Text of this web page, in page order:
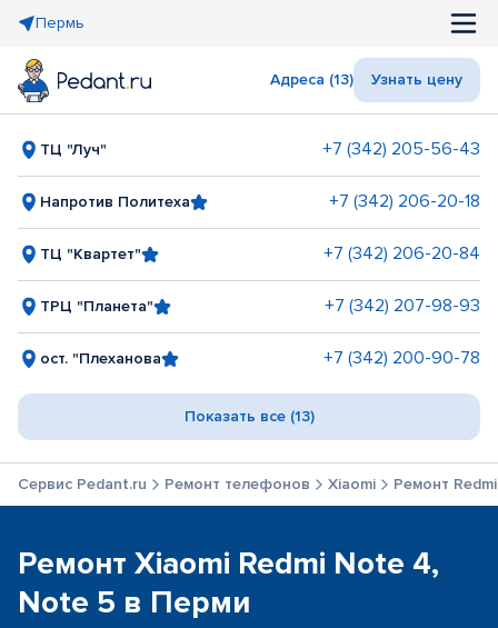
Пермь
Адреса (13) Узнать цену
ТЦ "Луч" +7 (342) 205-56-43
Напротив Политеха +7 (342) 206-20-18
ТЦ "Квартет" +7 (342) 206-20-84
ТРЦ "Планета" +7 (342) 207-98-93
ост. "Плеханова +7 (342) 200-90-78
Показать все (13)
Сервис Pedant.ru Ремонт телефонов Xiaomi Ремонт
Ремонт Xiaomi Redmi Note 4,
Note 5 в Перми